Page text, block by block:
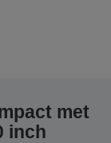
met
inch